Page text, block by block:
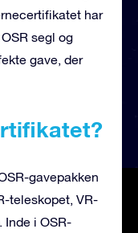
har
segl og
gave, der
gavepakken
teleskopet, VR-
Inde i OSR-